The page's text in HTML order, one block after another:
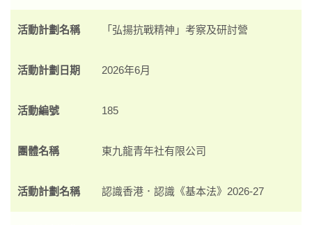
活動計劃名稱 「弘揚抗戰精神」考察及研討營
活動計劃日期 2026年6月
活動編號 185
團體名稱 東九龍青年社有限公司
活動計劃名稱 認識香港．認識《基本法》2026-27